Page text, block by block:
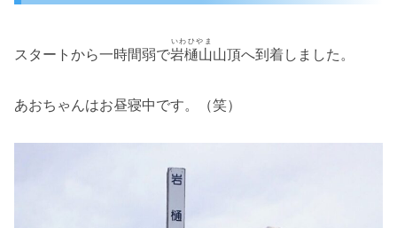
スタートから一時間弱で岩樋山
いわひやま
山頂へ到着しました。
あおちゃんはお昼寝中です。（笑）